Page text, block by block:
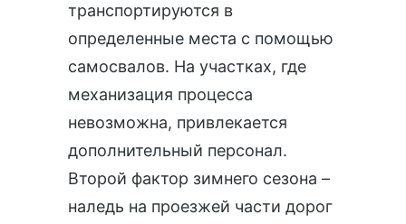
транспортируются в
определенные места с помощью
самосвалов. На участках, где
механизация процесса
невозможна, привлекается
дополнительный персонал.
Второй фактор зимнего сезона –
наледь на проезжей части дорог